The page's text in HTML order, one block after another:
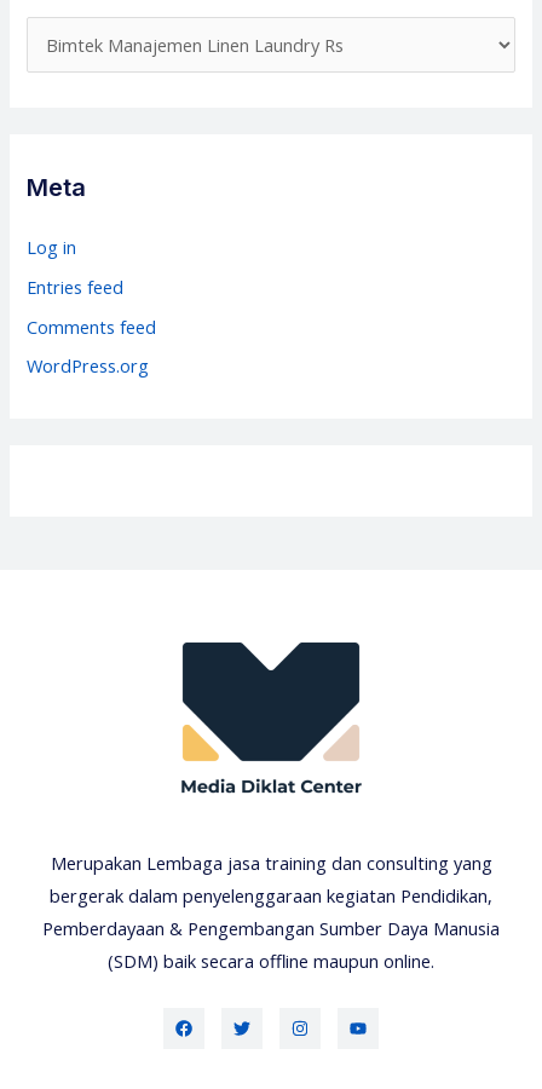
a
g
r
i
Meta
Log in
Entries feed
Comments feed
WordPress.org
Merupakan Lembaga jasa training dan consulting yang
bergerak dalam penyelenggaraan kegiatan Pendidikan,
Pemberdayaan & Pengembangan Sumber Daya Manusia
(SDM) baik secara offline maupun online.